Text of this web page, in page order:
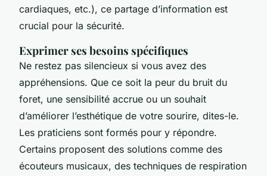
cardiaques, etc.), ce partage d’information est
crucial pour la sécurité.
Exprimer ses besoins spécifiques
Ne restez pas silencieux si vous avez des
appréhensions. Que ce soit la peur du bruit du
foret, une sensibilité accrue ou un souhait
d’améliorer l’esthétique de votre sourire, dites-le.
Les praticiens sont formés pour y répondre.
Certains proposent des solutions comme des
écouteurs musicaux, des techniques de respiration